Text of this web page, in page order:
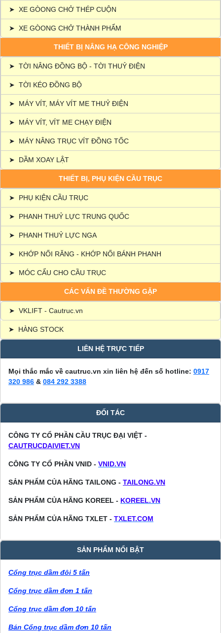
➤ XE GÒONG CHỞ THÉP CUỘN
➤ XE GÒONG CHỞ THÀNH PHẨM
THIẾT BỊ NÂNG HẠ CÔNG NGHIỆP
➤ TỜI NÂNG ĐỒNG BỘ - TỜI THUỶ ĐIỆN
➤ TỜI KÉO ĐỒNG BỘ
➤ MÁY VÍT, MÁY VÍT ME THUỶ ĐIỆN
➤ MÁY VÍT, VÍT ME CHẠY ĐIỆN
➤ MÁY NÂNG TRỤC VÍT ĐỒNG TỐC
➤ DẦM XOAY LẬT
THIẾT BỊ, PHỤ KIỆN CẦU TRỤC
➤ PHỤ KIỆN CẦU TRỤC
➤ PHANH THUỶ LỰC TRUNG QUỐC
➤ PHANH THUỶ LỰC NGA
➤ KHỚP NỐI RĂNG - KHỚP NỐI BÁNH PHANH
➤ MÓC CẨU CHO CẦU TRỤC
CÁC VẤN ĐỀ THƯỜNG GẶP
➤ VKLIFT - Cautruc.vn
➤ HÀNG STOCK
LIÊN HỆ TRỰC TIẾP
Mọi thắc mắc về cautruc.vn xin liên hệ đến số hotline: 0917
320 986 & 084 292 3388
ĐỐI TÁC
CÔNG TY CỔ PHẦN CẦU TRỤC ĐẠI VIỆT -
CAUTRUCDAIVIET.VN
CÔNG TY CỔ PHẦN VNID - VNID.VN
SẢN PHẨM CỦA HÃNG TAILONG - TAILONG.VN
SẢN PHẨM CỦA HÃNG KOREEL - KOREEL.VN
SẢN PHẨM CỦA HÃNG TXLET - TXLET.COM
SẢN PHẨM NỔI BẬT
Cổng trục dầm đôi 5 tấn
Cổng trục dầm đơn 1 tấn
Cổng trục dầm đơn 10 tấn
Bán Cổng trục dầm đơn 10 tấn